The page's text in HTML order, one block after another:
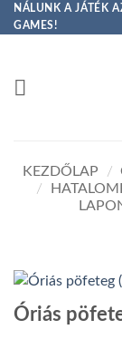
Skip
to
NÁLUNK A JÁTÉK
GAMES!
KEZDŐLAP /
/
Óriás